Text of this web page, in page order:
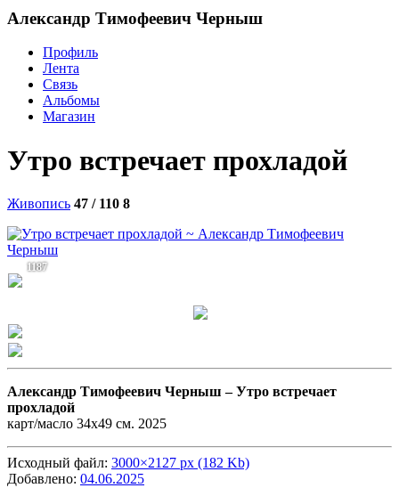
Александр Тимофеевич Черныш
Профиль
Лента
Связь
Альбомы
Магазин
Утро встречает прохладой
Живопись 47 / 110 8
1187
Александр Тимофеевич Черныш –Утро встречает
прохладой
карт/масло 34х49 см. 2025
Исходный файл: 3000×2127 px (182 Kb)
Добавлено: 04.06.2025